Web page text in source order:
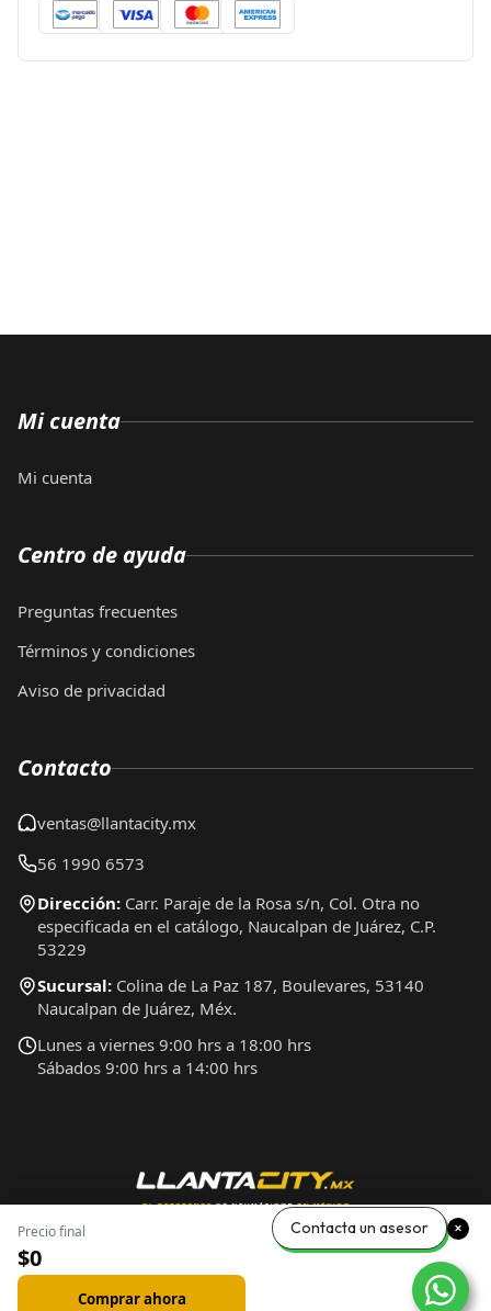
Precio final
$0
Comprar ahora
Mi cuenta
Mi cuenta
Centro de ayuda
Preguntas frecuentes
Términos y condiciones
Aviso de privacidad
Contacto
ventas@llantacity.mx
56 1990 6573
Dirección: Carr. Paraje de la Rosa s/n, Col. Otra no
especificada en el catálogo, Naucalpan de Juárez, C.P.
53229
Sucursal: Colina de La Paz 187, Boulevares, 53140
Naucalpan de Juárez, Méx.
Lunes a viernes 9:00 hrs a 18:00 hrs
Sábados 9:00 hrs a 14:00 hrs
Contacta un asesor